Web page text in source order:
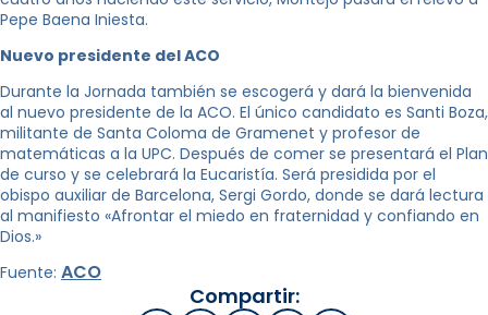
Pepe Baena Iniesta.
Nuevo presidente del ACO
Durante la Jornada también se escogerá y dará la bienvenida
al nuevo presidente de la ACO. El único candidato es Santi Boza,
militante de Santa Coloma de Gramenet y profesor de
matemáticas a la UPC. Después de comer se presentará el Plan
de curso y se celebrará la Eucaristía. Será presidida por el
obispo auxiliar de Barcelona, Sergi Gordo, donde se dará lectura
al manifiesto «Afrontar el miedo en fraternidad y confiando en
Dios.»
Fuente: ACO
Compartir: